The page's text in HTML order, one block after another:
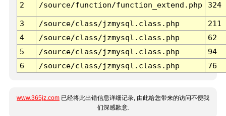
2 /source/function/function_extend.php 324
3 /source/class/jzmysql.class.php
211
4
/source/class/jzmysql.class.php
62
5
/source/class/jzmysql.class.php
94
6
/source/class/jzmysql.class.php 76
www.365jz.com 已经将此出错信息详细记录, 由此给您带来的访问不便我
们深感歉意.